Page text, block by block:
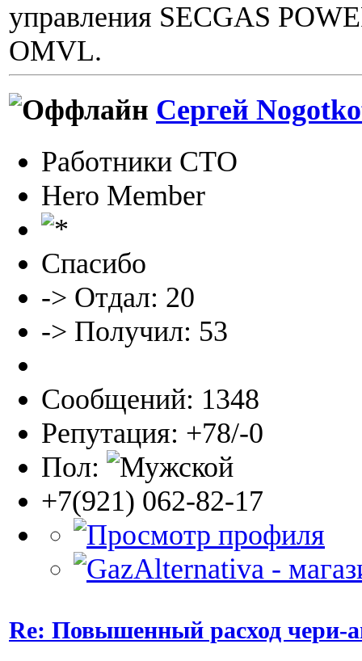
управления SECGAS
OMVL.
Сергей
Работники СТО
Hero Member
Спасибо
-> Отдал: 20
-> Получил: 53
Сообщений: 1348
Репутация: +78/-0
Пол:
+7(921) 062-82-17
Re: Повышенный расход чери-